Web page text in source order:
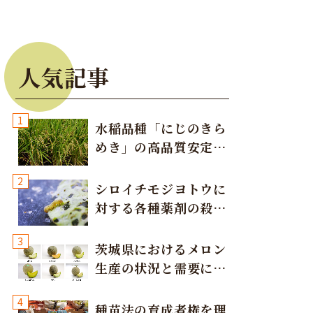
人気記事
1
水稲品種「にじのきら
めき」の高品質安定多
2
シロイチモジヨトウに
対する各種薬剤の殺虫
3
茨城県におけるメロン
生産の状況と需要に応
4